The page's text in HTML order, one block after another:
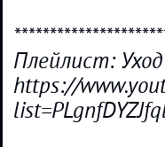
Плейлист:
https://